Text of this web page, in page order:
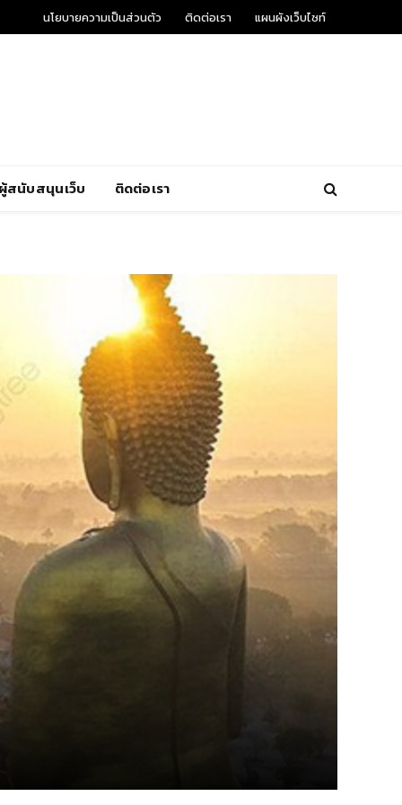
นโยบายความเป็นส่วนตัว ติดต่อเรา แผนผังเว็บไซท์
สนับสนุนเว็บ ติดต่อเรา